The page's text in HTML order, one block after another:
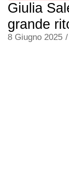
Giulia
grande
8 Giugno 2025 /